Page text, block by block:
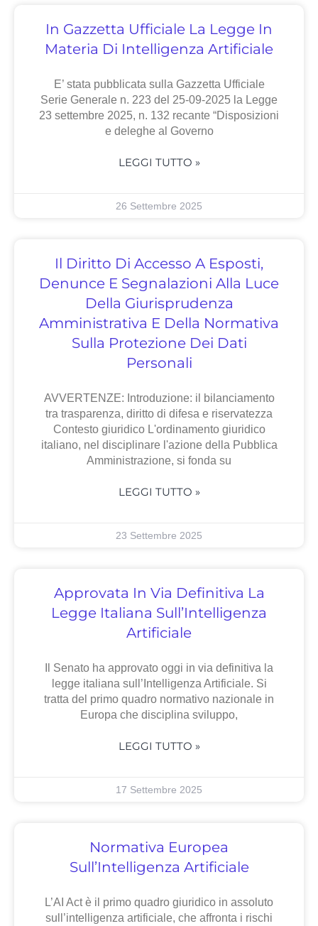
In Gazzetta Ufficiale La Legge In
Materia Di Intelligenza Artificiale
E’ stata pubblicata sulla Gazzetta Ufficiale
Serie Generale n. 223 del 25-09-2025 la Legge
23 settembre 2025, n. 132 recante “Disposizioni
e deleghe al Governo
LEGGI TUTTO »
26 Settembre 2025
Il Diritto Di Accesso A Esposti,
Denunce E Segnalazioni Alla Luce
Della Giurisprudenza
Amministrativa E Della Normativa
Sulla Protezione Dei Dati
Personali
AVVERTENZE: Introduzione: il bilanciamento
tra trasparenza, diritto di difesa e riservatezza
Contesto giuridico L'ordinamento giuridico
italiano, nel disciplinare l'azione della Pubblica
Amministrazione, si fonda su
LEGGI TUTTO »
23 Settembre 2025
Approvata In Via Definitiva La
Legge Italiana Sull’Intelligenza
Artificiale
Il Senato ha approvato oggi in via definitiva la
legge italiana sull’Intelligenza Artificiale. Si
tratta del primo quadro normativo nazionale in
Europa che disciplina sviluppo,
LEGGI TUTTO »
17 Settembre 2025
Normativa Europea
Sull’Intelligenza Artificiale
L’AI Act è il primo quadro giuridico in assoluto
sull’intelligenza artificiale, che affronta i rischi